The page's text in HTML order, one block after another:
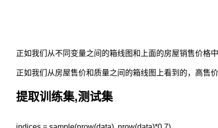
正如我们从不同变量之间的箱线图和上面的房屋销售价格
正如我们从房屋售价和质量之间的箱线图上看到的，高售
提取训练集,测试集